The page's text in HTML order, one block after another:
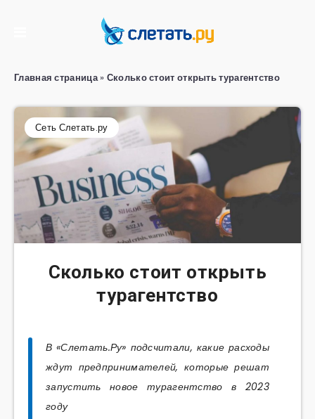
Главная страница» Сколько стоит открыть турагентство
Сеть Слетать.ру
Сколько стоит открыть
турагентство
В «Слетать.Ру» подсчитали, какие расходы
ждут предпринимателей, которые решат
запустить новое турагентство в 2023
году